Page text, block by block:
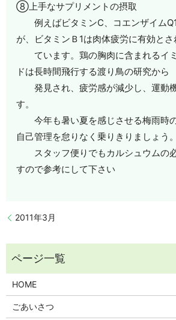
⑧上手なサプリメントの摂取
例えばビタミンC、コエンザイム
が、ビタミンＢ1は肉体疲労に有効とさ
ています。鶏の胸肉に含まれるイ
ドは長時間飛行する渡り鳥の研究から
発見され、疲労感が減少し、運動
す。
今年も暑い夏を感じさせる梅雨時の
自己管理を怠りなく乗りきりましょう。
スタッフ便りでもカルシュウムの
すので参考にして下さい
2011年3月
HOME
ごあいさつ